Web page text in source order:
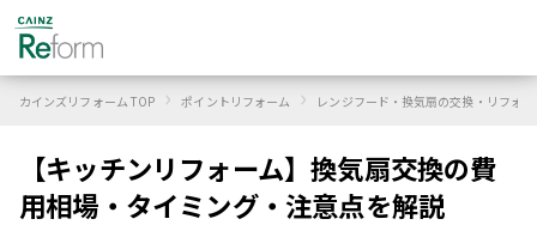
カインズリフォーム TOP › ポイントリフォーム › レンジフード・換気扇の交換・リフォ
【キッチンリフォーム】換気扇交換の費
用相場・タイミング・注意点を解説